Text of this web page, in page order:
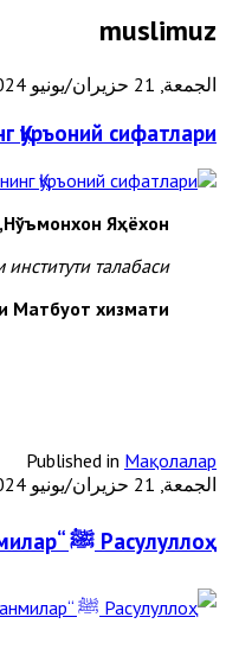
muslimuz
الجمعة, 21 حزيران/يونيو 2024 00:00
Қуръоний сифатлари
Нўъмонхон Яҳёхон,
талабаси.
Матбуот хизмати
Published in Мақолалар
الجمعة, 21 حزيران/يونيو 2024 00:00
Расулуллоҳ ﷺ “Қабримни қайта-қайта зиёрат қилманглар” деганмилар?